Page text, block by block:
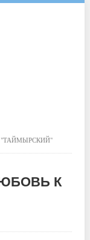
"ТАЙМЫРСКИЙ"
К